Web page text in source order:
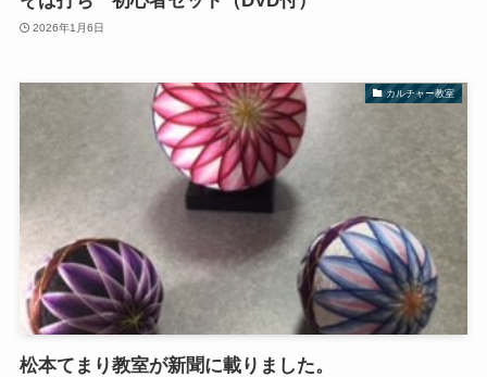
2026年1月6日
カルチャー教室
松本てまり教室が新聞に載りました。